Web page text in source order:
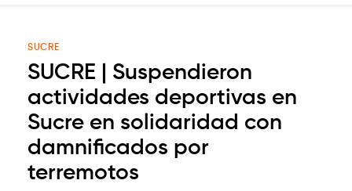
SUCRE
SUCRE | Suspendieron
actividades deportivas en
Sucre en solidaridad con
damnificados por
terremotos